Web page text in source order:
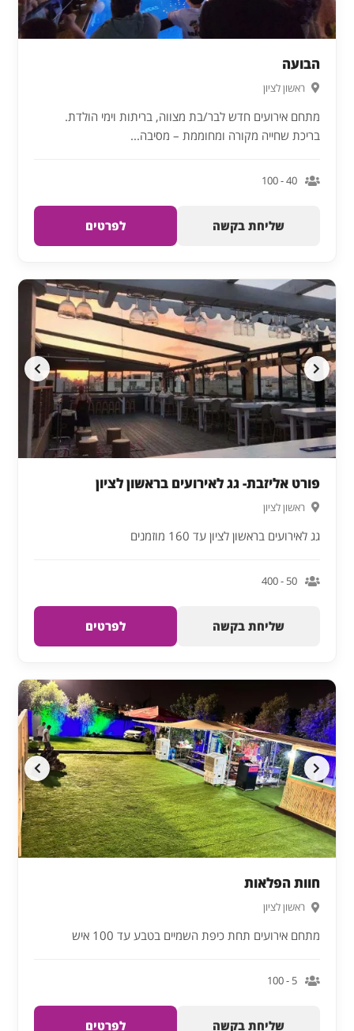
הבועה
ראשון לציון
מתחם אירועים חדש לבר/בת מצווה, בריתות וימי הולדת.
בריכת שחייה מקורה ומחוממת – מסיבה...
40 - 100
שליחת בקשה לפרטים
פורט אליזבת- גג לאירועים בראשון לציון
ראשון לציון
גג לאירועים בראשון לציון עד 160 מוזמנים
50 - 400
שליחת בקשה לפרטים
חוות הפלאות
ראשון לציון
מתחם אירועים תחת כיפת השמיים בטבע עד 100 איש
5 - 100
שליחת בקשה לפרטים